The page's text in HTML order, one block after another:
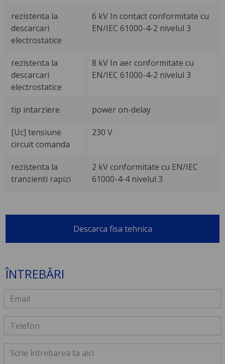
rezistenta la
descarcari
electrostatice
6 kV In contact conformitate cu
EN/IEC 61000-4-2 nivelul 3
rezistenta la
descarcari
electrostatice
8 kV In aer conformitate cu
EN/IEC 61000-4-2 nivelul 3
tip intarziere power on-delay
[Uc] tensiune
circuit comanda
230 V
rezistenta la
tranzienti rapizi
2 kV conformitate cu EN/IEC
61000-4-4 nivelul 3
Descarca fisa tehnica
ÎNTREBĂRI